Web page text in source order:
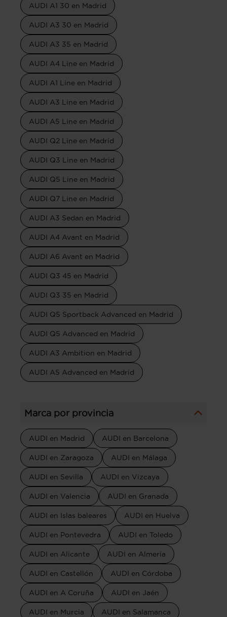
AUDI A1 30 en Madrid
AUDI A3 30 en Madrid
AUDI A3 35 en Madrid
AUDI A4 Line en Madrid
AUDI A1 Line en Madrid
AUDI A3 Line en Madrid
AUDI A5 Line en Madrid
AUDI Q2 Line en Madrid
AUDI Q3 Line en Madrid
AUDI Q5 Line en Madrid
AUDI Q7 Line en Madrid
AUDI A3 Sedan en Madrid
AUDI A4 Avant en Madrid
AUDI A6 Avant en Madrid
AUDI Q3 45 en Madrid
AUDI Q3 35 en Madrid
AUDI Q5 Sportback Advanced en Madrid
AUDI Q5 Advanced en Madrid
AUDI A3 Ambition en Madrid
AUDI A5 Advanced en Madrid
Marca por provincia
AUDI en Madrid AUDI en Barcelona
AUDI en Zaragoza AUDI en Málaga
AUDI en Sevilla AUDI en Vizcaya
AUDI en Valencia AUDI en Granada
AUDI en Islas baleares AUDI en Huelva
AUDI en Pontevedra AUDI en Toledo
AUDI en Alicante AUDI en Almería
AUDI en Castellón AUDI en Córdoba
AUDI en A Coruña AUDI en Jaén
AUDI en Murcia AUDI en Salamanca